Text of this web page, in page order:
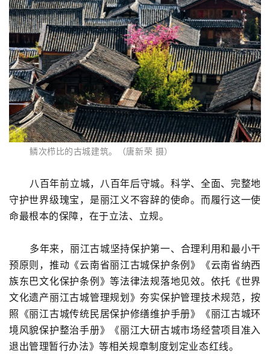
鳞次栉比的古城建筑。（唐新荣 摄）
八百年前立城，八百年后守城。科学、全面、完整地
守护世界级瑰宝，是丽江义不容辞的使命。而履行这一使
命最根本的保障，在于立法、立规。
多年来，丽江古城坚持保护第一、合理利用和最小干
预原则，推动《云南省丽江古城保护条例》《云南省纳西
族东巴文化保护条例》等法律法规落地见效。依托《世界
文化遗产丽江古城管理规划》夯实保护管理技术规范，按
照《丽江古城传统民居保护修缮维护手册》《丽江古城环
境风貌保护整治手册》《丽江大研古城市场经营项目准入
退出管理暂行办法》等相关规章制度划定业态红线。